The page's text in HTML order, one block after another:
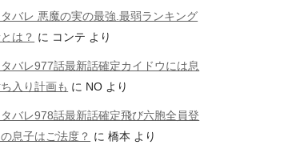
バレ 悪魔の実の最強.最弱ランキング
は？ に コンテ より
バレ977話最新話確定カイドウには息
入り計画も に NO より
バレ978話最新話確定飛び六胞全員登
息子はご法度？ に橋本 より